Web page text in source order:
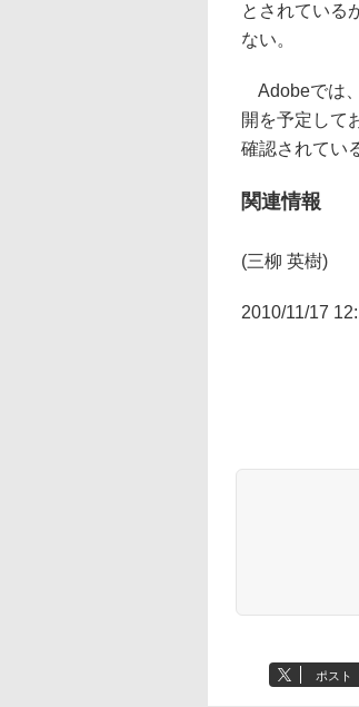
とされている
ない。
Adobeでは
開を予定して
確認されてい
関連情報
(三柳 英樹)
2010/11/17
ポスト